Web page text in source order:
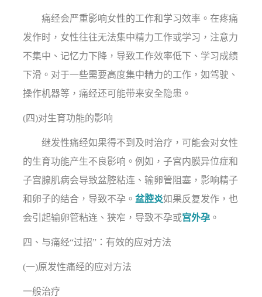
痛经会严重影响女性的工作和学习效率。在疼痛
发作时，女性往往无法集中精力工作或学习，注意力
不集中、记忆力下降，导致工作效率低下、学习成绩
下滑。对于一些需要高度集中精力的工作，如驾驶、
操作机器等，痛经还可能带来安全隐患。
(四)对生育功能的影响
继发性痛经如果得不到及时治疗，可能会对女性
的生育功能产生不良影响。例如，子宫内膜异位症和
子宫腺肌病会导致盆腔粘连、输卵管阻塞，影响精子
和卵子的结合，导致不孕。盆腔炎如果反复发作，也
会引起输卵管粘连、狭窄，导致不孕或宫外孕 。
四、与痛经“过招”：有效的应对方法
(一)原发性痛经的应对方法
一般治疗